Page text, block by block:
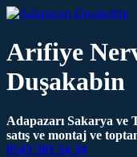
Arifiye
Duşakabin
Adapazarı Sakarya ve
satış ve montaj ve
0543 501 54 34